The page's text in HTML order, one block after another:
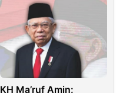
KH Ma’ruf Amin: